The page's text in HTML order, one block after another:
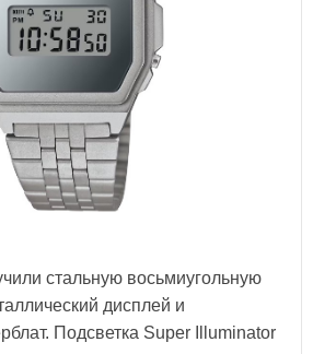
стальную восьмиугольную
дисплей и
Подсветка Super Illuminator